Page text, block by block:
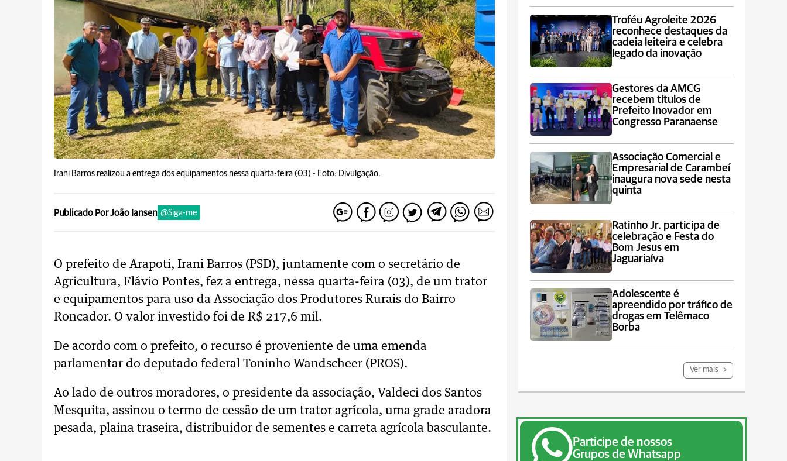
Irani Barros realizou a entrega dos equipamentos nessa quarta-feira (03) - Foto: Divulgação.
Publicado Por João Iansen @Siga-me
O prefeito de Arapoti, Irani Barros (PSD), juntamente com o secretário de
Agricultura, Flávio Pontes, fez a entrega, nessa quarta-feira (03), de um trator
e equipamentos para uso da Associação dos Produtores Rurais do Bairro
Roncador. O valor investido foi de R$ 217,6 mil.
De acordo com o prefeito, o recurso é proveniente de uma emenda
parlamentar do deputado federal Toninho Wandscheer (PROS).
Ao lado de outros moradores, o presidente da associação, Valdeci dos Santos
Mesquita, assinou o termo de cessão de um trator agrícola, uma grade aradora
pesada, plaina traseira, distribuidor de sementes e carreta agrícola basculante.
Troféu Agroleite 2026
reconhece destaques da
cadeia leiteira e celebra
legado da inovação
Gestores da AMCG
recebem títulos de
Prefeito Inovador em
Congresso Paranaense
Associação Comercial e
Empresarial de Carambeí
inaugura nova sede nesta
quinta
Ratinho Jr. participa de
celebração e Festa do
Bom Jesus em
Jaguariaíva
Adolescente é
apreendido por tráfico de
drogas em Telêmaco
Borba
Ver mais
Participe de nossos
Grupos de Whatsapp